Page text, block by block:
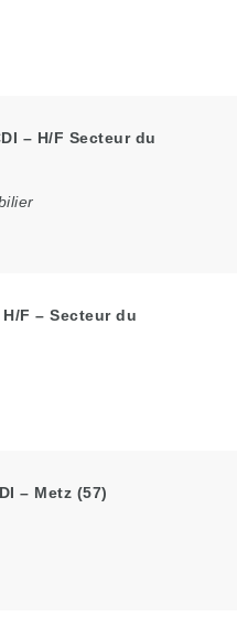
– H/F Secteur du
F – Secteur du
– Metz (57)